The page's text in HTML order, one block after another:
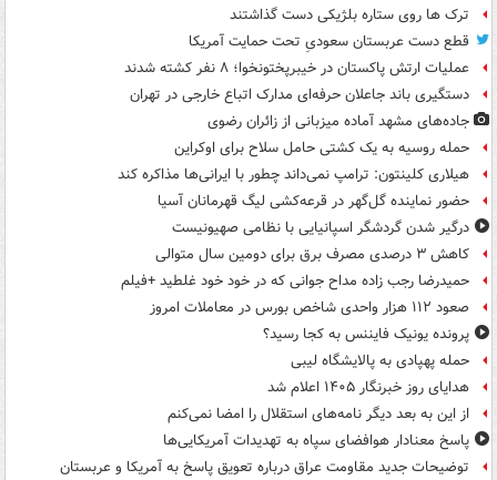
ترک ها روی ستاره بلژیکی دست گذاشتند
قطع دست عربستان سعودیِ تحت حمایت آمریکا
عملیات ارتش پاکستان در خیبرپختونخوا؛ ۸ نفر کشته شدند
دستگیری باند جاعلان حرفه‌ای مدارک اتباع خارجی در تهران
جاده‌های مشهد آماده میزبانی از زائران رضوی
حمله روسیه به یک کشتی حامل سلاح برای اوکراین
هیلاری کلینتون: ترامپ نمی‌داند چطور با ایرانی‌ها مذاکره کند
حضور نماینده گل‌گهر در قرعه‌کشی لیگ قهرمانان آسیا
درگیر شدن گردشگر اسپانیایی با نظامی صهیونیست
کاهش ۳ درصدی مصرف برق برای دومین سال متوالی
حمیدرضا رجب زاده مداح جوانی که در خود خود غلطید +فیلم
صعود ۱۱۲ هزار واحدی شاخص بورس در معاملات امروز
پرونده یونیک فایننس به کجا رسید؟
حمله پهپادی به پالایشگاه لیبی
هدایای روز خبرنگار ۱۴۰۵ اعلام شد
از این به بعد دیگر نامه‌های استقلال را امضا نمی‌کنم
پاسخ معنادار هوافضای سپاه به تهدیدات آمریکایی‌ها
توضیحات جدید مقاومت عراق درباره تعویق پاسخ به آمریکا و عربستان